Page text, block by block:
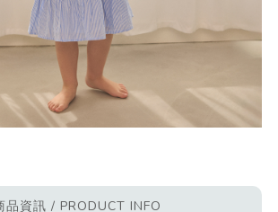
品資訊 / PRODUCT INFO